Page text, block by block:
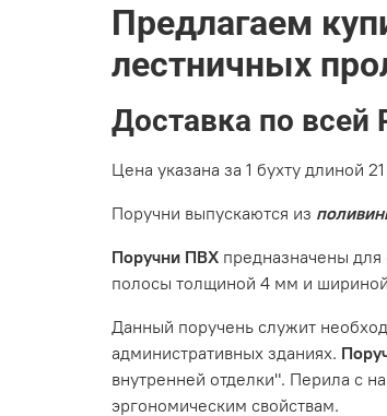
Предлагаем
лестничных
Доставка по всей
Цена указана за 1 бухту длиной
Поручни выпускаются из
Поручни ПВХ предназначены
полосы толщиной 4 мм и
Данный поручень служит
административных зданиях.
внутренней отделки". Перила с
эргономическим свойствам.